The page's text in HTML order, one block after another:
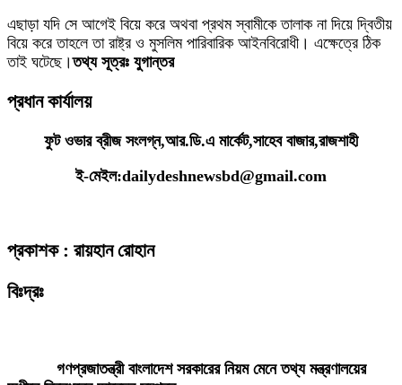
এছাড়া যদি সে আগেই বিয়ে করে অথবা প্রথম স্বামীকে তালাক না দিয়ে দ্বিতীয়
বিয়ে করে তাহলে তা রাষ্ট্র ও মুসলিম পারিবারিক আইনবিরোধী। এক্ষেত্রে ঠিক
তাই ঘটেছে।তথ্য সূত্রঃ যুগান্তর
প্রধান কার্যালয়
ফুট ওভার ব্রীজ সংলগ্ন,আর.ডি.এ মার্কেট,সাহেব বাজার,রাজশাহী
ই-মেইল:dailydeshnewsbd@gmail.com
প্রকাশক : রায়হান রোহান
বিঃদ্রঃ
গণপ্রজাতন্ত্রী বাংলাদেশ সরকারের নিয়ম মেনে তথ্য মন্ত্রণালয়ের